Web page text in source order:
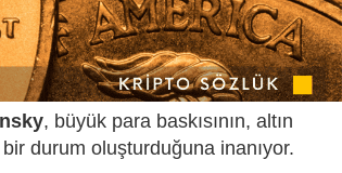
, büyük para baskısının, altın
durum oluşturduğuna inanıyor.